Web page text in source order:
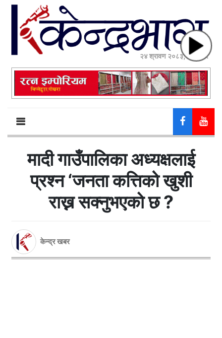
२४ श्रावण २०८३, आईतवार
मादी गाउँपालिका अध्यक्षलाई
प्रश्न ‘जनता कत्तिको खुशी
राख्न सक्नुभएको छ ?
केन्द्र खबर